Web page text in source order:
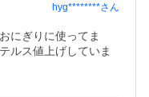
hyg********さん
にぎりに使ってま
ルス値上げしていま